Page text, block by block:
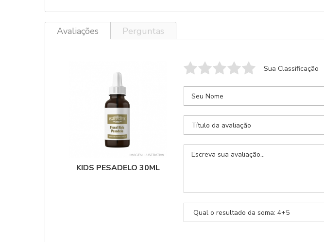
Retornaremos seu
Anexar Receita
Avaliações Perguntas
KIDS PESADELO 30ML
Sua Classificação